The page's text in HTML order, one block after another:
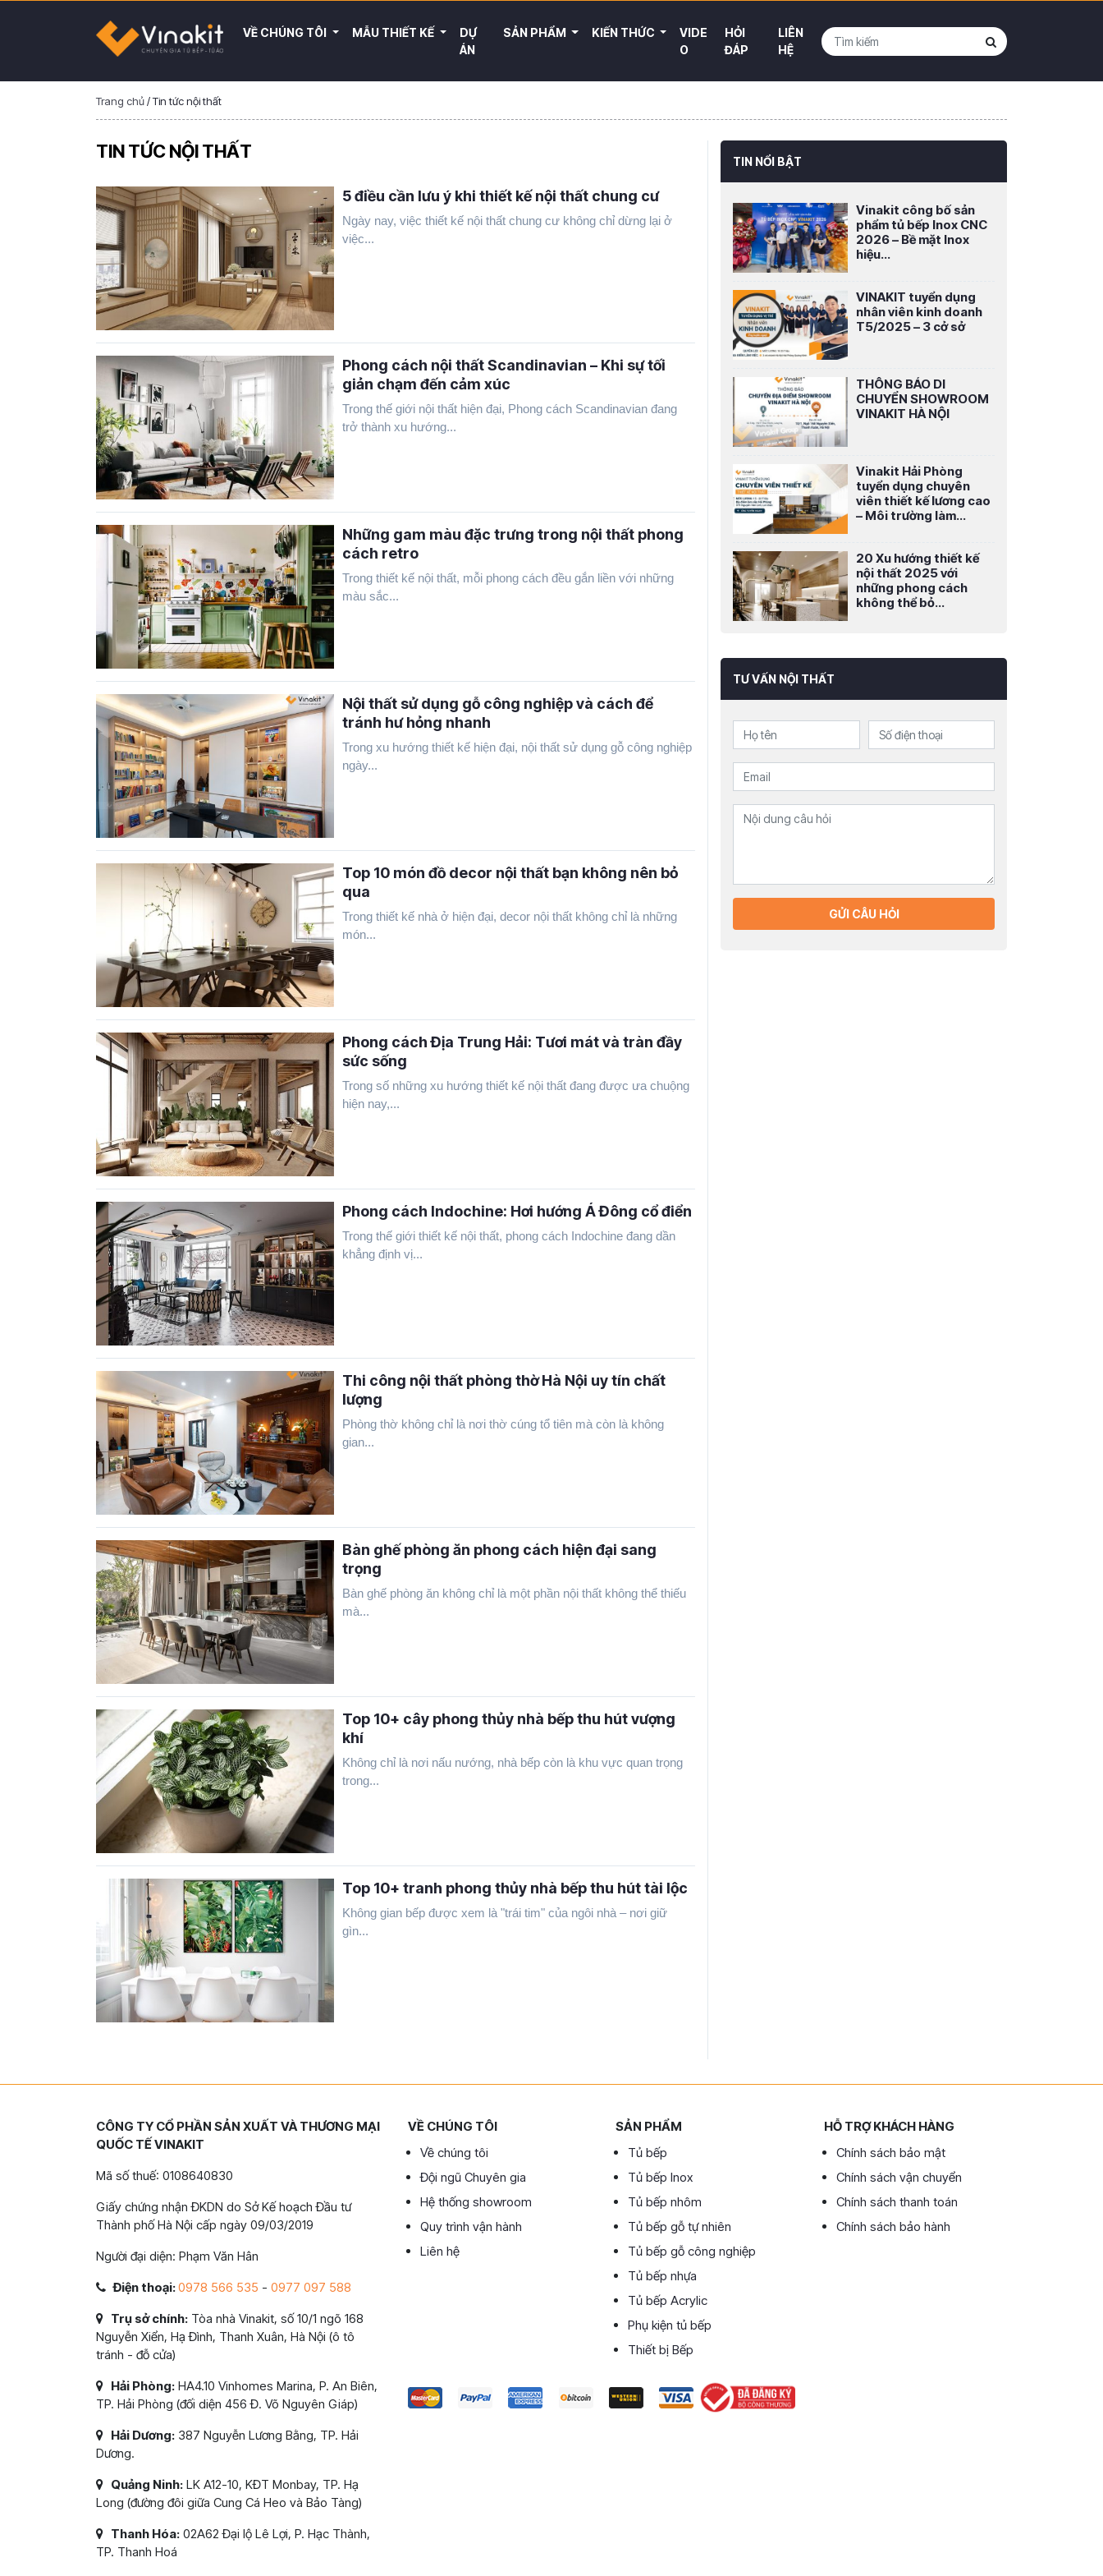
VỀ CHÚNG TÔI MẪU THIẾT KẾ
DỰ
ÁN
SẢN PHẨM KIẾN THỨC
VIDE
O
HỎI
ĐÁP
LIÊN
HỆ
Trang chủ/Tin tức nội thất
TIN TỨC NỘI THẤT
5 điều cần lưu ý khi thiết kế nội thất chung cư
Ngày nay, việc thiết kế nội thất chung cư không chỉ dừng lại ở
việc...
Phong cách nội thất Scandinavian – Khi sự tối
giản chạm đến cảm xúc
Trong thế giới nội thất hiện đại, Phong cách Scandinavian đang
trở thành xu hướng...
Những gam màu đặc trưng trong nội thất phong
cách retro
Trong thiết kế nội thất, mỗi phong cách đều gắn liền với những
màu sắc...
Nội thất sử dụng gỗ công nghiệp và cách để
tránh hư hỏng nhanh
Trong xu hướng thiết kế hiện đại, nội thất sử dụng gỗ công nghiệp
ngày...
Top 10 món đồ decor nội thất bạn không nên bỏ
qua
Trong thiết kế nhà ở hiện đại, decor nội thất không chỉ là những
món...
Phong cách Địa Trung Hải: Tươi mát và tràn đầy
sức sống
Trong số những xu hướng thiết kế nội thất đang được ưa chuộng
hiện nay,...
Phong cách Indochine: Hơi hướng Á Đông cổ điển
Trong thế giới thiết kế nội thất, phong cách Indochine đang dần
khẳng định vị...
Thi công nội thất phòng thờ Hà Nội uy tín chất
lượng
Phòng thờ không chỉ là nơi thờ cúng tổ tiên mà còn là không
gian...
Bàn ghế phòng ăn phong cách hiện đại sang
trọng
Bàn ghế phòng ăn không chỉ là một phần nội thất không thể thiếu
mà...
Top 10+ cây phong thủy nhà bếp thu hút vượng
khí
Không chỉ là nơi nấu nướng, nhà bếp còn là khu vực quan trọng
trong...
Top 10+ tranh phong thủy nhà bếp thu hút tài lộc
Không gian bếp được xem là "trái tim" của ngôi nhà – nơi giữ
gìn...
TIN NỔI BẬT
Vinakit công bố sản
phẩm tủ bếp Inox CNC
2026 – Bề mặt Inox
hiệu...
VINAKIT tuyển dụng
nhân viên kinh doanh
T5/2025 – 3 cở sở
THÔNG BÁO DI
CHUYỂN SHOWROOM
VINAKIT HÀ NỘI
Vinakit Hải Phòng
tuyển dụng chuyên
viên thiết kế lương cao
– Môi trường làm...
20 Xu hướng thiết kế
nội thất 2025 với
những phong cách
không thể bỏ...
TƯ VẤN NỘI THẤT
GỬI CÂU HỎI
CÔNG TY CỔ PHẦN SẢN XUẤT VÀ THƯƠNG MẠI
QUỐC TẾ VINAKIT
Mã số thuế: 0108640830
Giấy chứng nhận ĐKDN do Sở Kế hoạch Đầu tư
Thành phố Hà Nội cấp ngày 09/03/2019
Người đại diện: Phạm Văn Hân
Điện thoại:0978 566 535 - 0977 097 588
Trụ sở chính: Tòa nhà Vinakit, số 10/1 ngõ 168
Nguyễn Xiển, Hạ Đình, Thanh Xuân, Hà Nội (ô tô
tránh - đỗ cửa)
Hải Phòng: HA4.10 Vinhomes Marina, P. An Biên,
TP. Hải Phòng (đối diện 456 Đ. Võ Nguyên Giáp)
Hải Dương: 387 Nguyễn Lương Bằng, TP. Hải
Dương.
Quảng Ninh: LK A12-10, KĐT Monbay, TP. Hạ
Long (đường đôi giữa Cung Cá Heo và Bảo Tàng)
Thanh Hóa: 02A62 Đại lộ Lê Lợi, P. Hạc Thành,
TP. Thanh Hoá
VỀ CHÚNG TÔI
Về chúng tôi
Đội ngũ Chuyên gia
Hệ thống showroom
Quy trình vận hành
Liên hệ
SẢN PHẨM
Tủ bếp
Tủ bếp Inox
Tủ bếp nhôm
Tủ bếp gỗ tự nhiên
Tủ bếp gỗ công nghiệp
Tủ bếp nhựa
Tủ bếp Acrylic
Phụ kiện tủ bếp
Thiết bị Bếp
HỖ TRỢ KHÁCH HÀNG
Chính sách bảo mật
Chính sách vận chuyển
Chính sách thanh toán
Chính sách bảo hành